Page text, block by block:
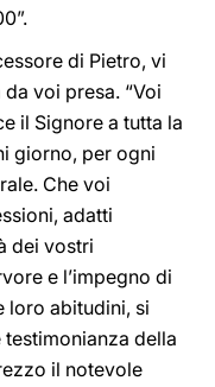
di Pietro, vi
voi presa. “Voi
il Signore a tutta la
giorno, per ogni
Che voi
adatti
dei vostri
e l’impegno di
loro abitudini, si
della
il notevole